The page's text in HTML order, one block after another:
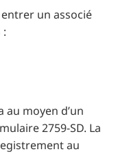
un associé
:
au moyen d’un
2759-SD. La
au